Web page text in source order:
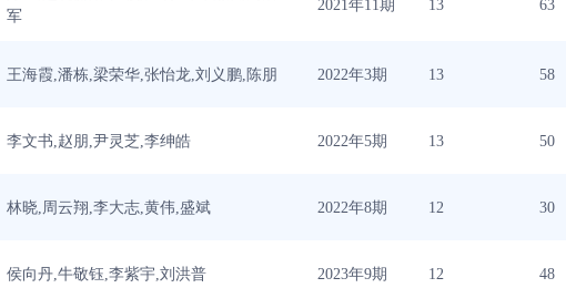
军
2021年11期 13 63
王海霞,潘栋,梁荣华,张怡龙,刘义鹏,陈朋 2022年3期 13 58
李文书,赵朋,尹灵芝,李绅皓 2022年5期 13 50
林晓,周云翔,李大志,黄伟,盛斌 2022年8期 12 30
侯向丹,牛敬钰,李紫宇,刘洪普 2023年9期 12 48